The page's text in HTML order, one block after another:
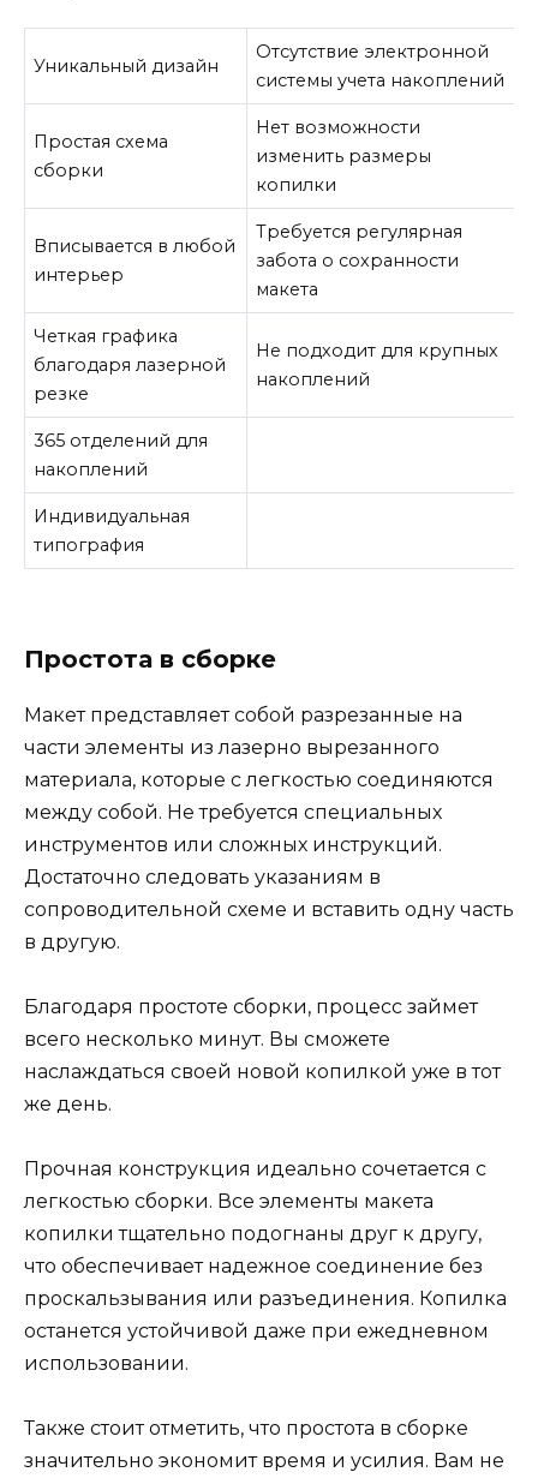
Уникальный дизайн
Отсутствие электронной
системы учета накоплений
Простая схема
сборки
Нет возможности
изменить размеры
копилки
Вписывается в любой
интерьер
Требуется регулярная
забота о сохранности
макета
Четкая графика
благодаря лазерной
резке
Не подходит для крупных
накоплений
365 отделений для
накоплений
Индивидуальная
типография
Простота в сборке
Макет представляет собой разрезанные на
части элементы из лазерно вырезанного
материала, которые с легкостью соединяются
между собой. Не требуется специальных
инструментов или сложных инструкций.
Достаточно следовать указаниям в
сопроводительной схеме и вставить одну часть
в другую.
Благодаря простоте сборки, процесс займет
всего несколько минут. Вы сможете
наслаждаться своей новой копилкой уже в тот
же день.
Прочная конструкция идеально сочетается с
легкостью сборки. Все элементы макета
копилки тщательно подогнаны друг к другу,
что обеспечивает надежное соединение без
проскальзывания или разъединения. Копилка
останется устойчивой даже при ежедневном
использовании.
Также стоит отметить, что простота в сборке
значительно экономит время и усилия. Вам не